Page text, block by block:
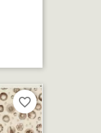
favorite_border